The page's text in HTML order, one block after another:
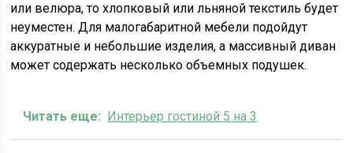
или велюра, то хлопковый или льняной текстиль будет
неуместен. Для малогабаритной мебели подойдут
аккуратные и небольшие изделия, а массивный диван
может содержать несколько объемных подушек.
Читать еще: Интерьер гостиной 5 на 3